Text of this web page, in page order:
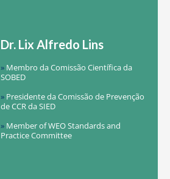
Dr. Lix Alfredo Lins
» Membro da Comissão Científica da
SOBED
» Presidente da Comissão de Prevenção
de CCR da SIED
» Member of WEO Standards and
Practice Committee